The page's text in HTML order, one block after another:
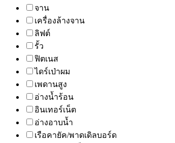
จาน
เครื่องล้างจาน
ลิฟต์
รั้ว
ฟิตเนส
ไดร์เป่าผม
เพดานสูง
อ่างน้ำร้อน
อินเทอร์เน็ต
อ่างอาบน้ำ
เรือคายัค/พาดเดิลบอร์ด